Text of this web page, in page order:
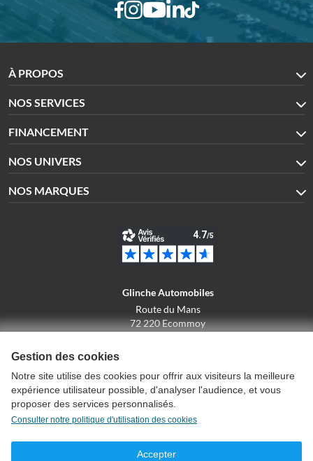
À PROPOS
NOS SERVICES
FINANCEMENT
NOS UNIVERS
NOS MARQUES
Glinche Automobiles
Route du Mans
72 220 Ecommoy
Conditions générales de vente
Gestion des cookies
Notre site utilise des cookies pour offrir aux visiteurs la meilleure
expérience utilisateur possible, d'analyser l'audience, et vous
proposer des services personnalisés.
Consulter notre politique d'utilisation des cookies
Accepter